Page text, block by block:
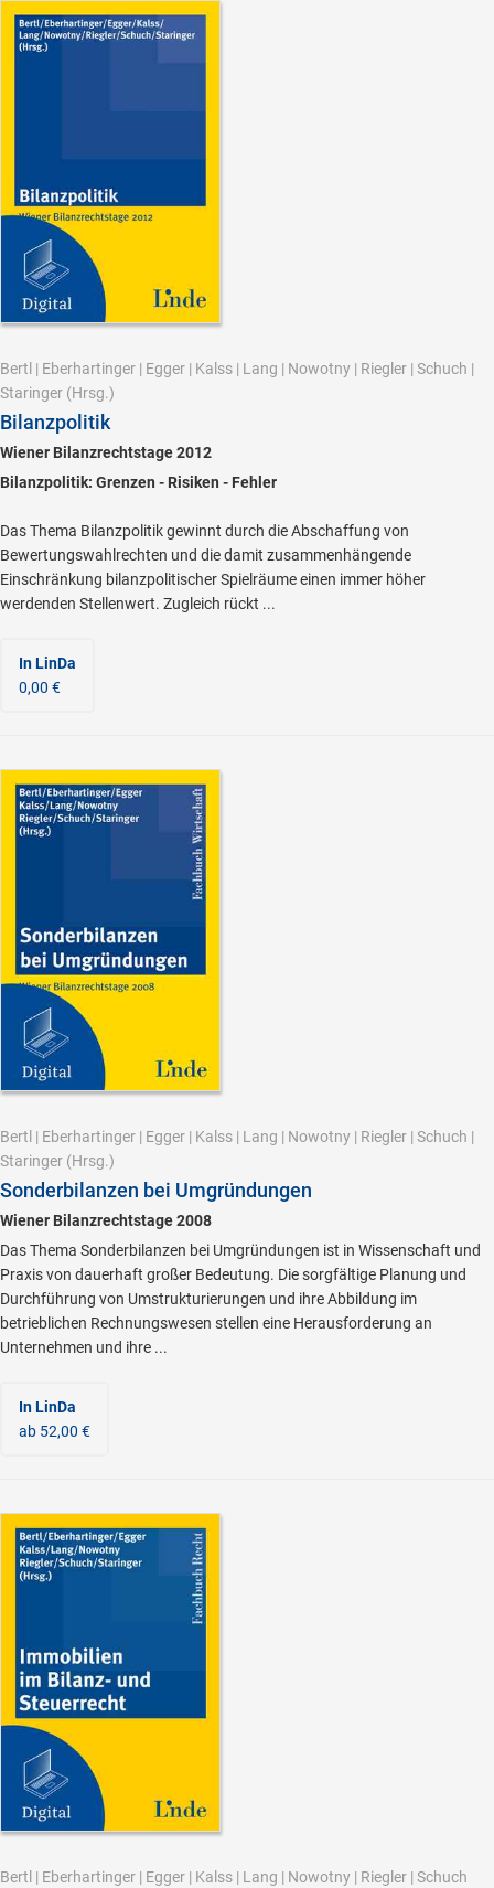
Bertl | Eberhartinger | Egger | Kalss | Lang | Nowotny | Riegler | Schuch |
Staringer (Hrsg.)
Bilanzpolitik
Wiener Bilanzrechtstage 2012
Bilanzpolitik: Grenzen - Risiken - Fehler
Das Thema Bilanzpolitik gewinnt durch die Abschaffung von
Bewertungswahlrechten und die damit zusammenhängende
Einschränkung bilanzpolitischer Spielräume einen immer höher
werdenden Stellenwert. Zugleich rückt ...
In LinDa
0,00 €
Bertl | Eberhartinger | Egger | Kalss | Lang | Nowotny | Riegler | Schuch |
Staringer (Hrsg.)
Sonderbilanzen bei Umgründungen
Wiener Bilanzrechtstage 2008
Das Thema Sonderbilanzen bei Umgründungen ist in Wissenschaft und
Praxis von dauerhaft großer Bedeutung. Die sorgfältige Planung und
Durchführung von Umstrukturierungen und ihre Abbildung im
betrieblichen Rechnungswesen stellen eine Herausforderung an
Unternehmen und ihre ...
In LinDa
ab 52,00 €
Bertl | Eberhartinger | Egger | Kalss | Lang | Nowotny | Riegler | Schuch